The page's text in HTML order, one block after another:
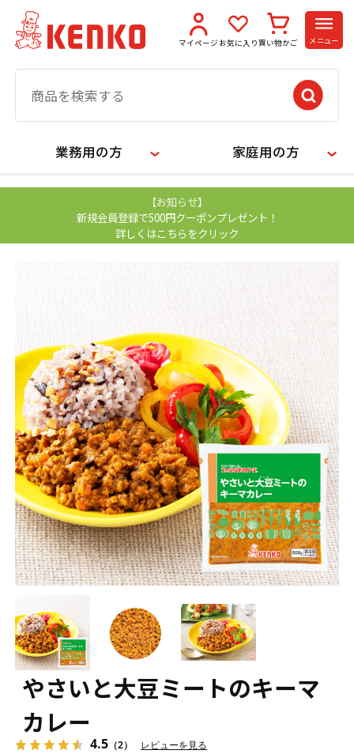
マイページ お気に入り 買い物かご メニュー
業務用の方 家庭用の方
【お知らせ】
新規会員登録で500円クーポンプレゼント！
詳しくはこちらをクリック
やさいと大豆ミートのキーマ
カレー
4.5 （2） レビューを見る